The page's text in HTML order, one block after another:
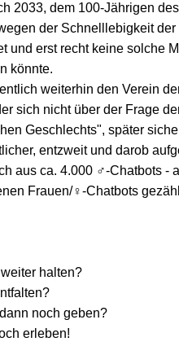
2033, dem 100-Jährigen
der Schnelllebigkeit
und erst recht keine solche
könnte.
weiterhin den Verein
sich nicht über der Frage
Geschlechts", später
entzweit und darob
aus ca. 4.000 ♂-Chatbots -
Frauen/♀-Chatbots
halten?
noch geben?
erleben!